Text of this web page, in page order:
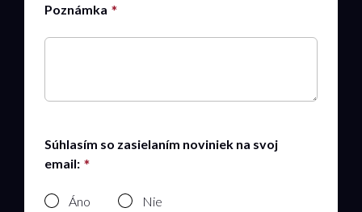
Poznámka
Súhlasím so zasielaním noviniek na svoj
email:
Áno Nie